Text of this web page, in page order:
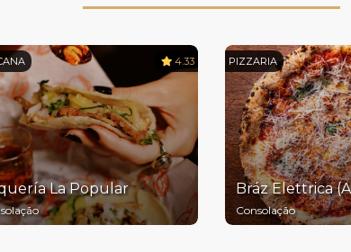
4.33
La Popular
PIZZARIA
Bráz Elettrica
Consolação